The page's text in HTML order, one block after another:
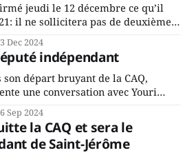
jeudi le 12 décembre ce qu’il
il ne sollicitera pas de deuxième
de Saint-Jérôme. Bourcier en a
aux employés de la ville,
pour leur traditionnel souper
Dec 2024
indépendant
départ bruyant de la CAQ,
une conversation avec Youri
de sa décision. Y songeait-il
t-il candidat indépendant dans 2
parti, par exemple les
Que lui
Sep 2024
la CAQ et sera le
de Saint-Jérôme